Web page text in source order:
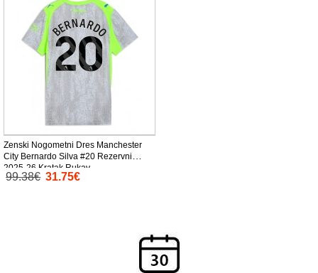
Zenski Nogometni Dres Manchester
City Bernardo Silva #20 Rezervni
2025-26 Kratak Rukav
99.38€ 31.75€